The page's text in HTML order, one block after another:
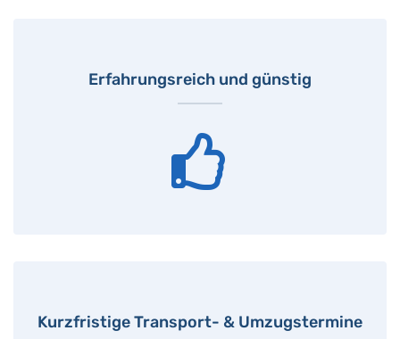
Erfahrungsreich und günstig
Kurzfristige Transport- & Umzugstermine